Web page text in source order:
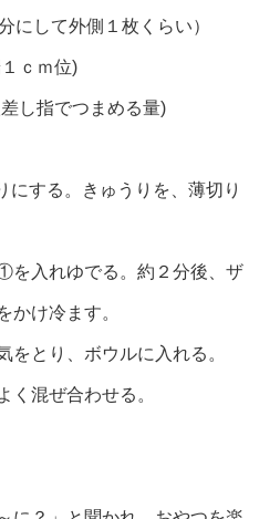
して外側１枚くらい）
ｃｍ位)
し指でつまめる量)
する。きゅうりを、薄切り
入れゆでる。約２分後、ザ
かけ冷ます。
とり、ボウルに入れる。
混ぜ合わせる。